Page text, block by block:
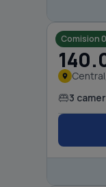
Comision
Casă cu
3